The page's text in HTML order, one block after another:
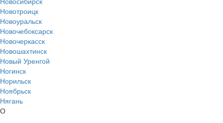
Новотроицк
Новоуральск
Новочебоксарск
Новочеркасск
Новошахтинск
Новый Уренгой
Ногинск
Норильск
Ноябрьск
Нягань
О